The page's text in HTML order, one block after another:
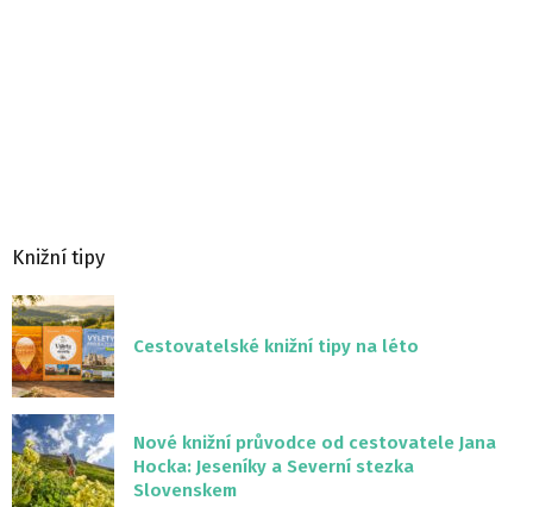
Knižní tipy
Cestovatelské knižní tipy na léto
Nové knižní průvodce od cestovatele Jana
Hocka: Jeseníky a Severní stezka
Slovenskem